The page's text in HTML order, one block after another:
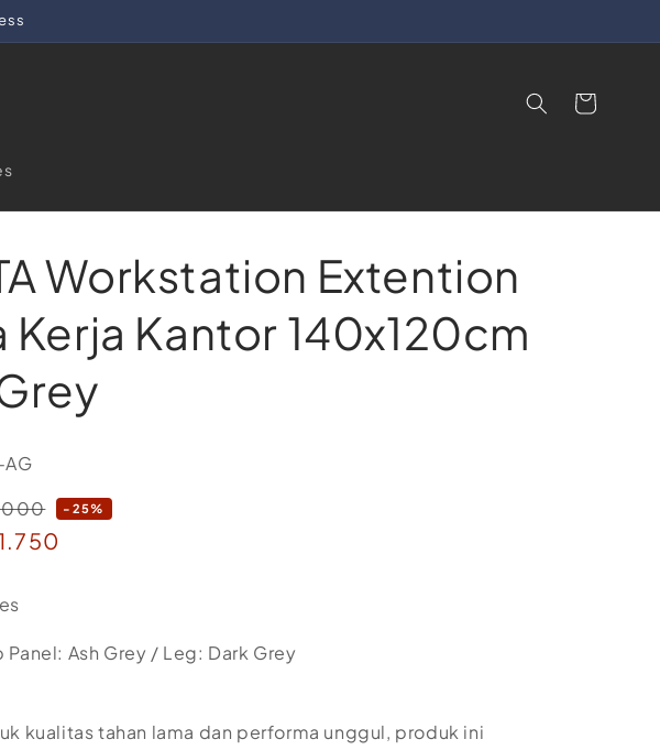
Cart
Workstation Extention
Kerja Kantor 140x120cm
AG
-25%
Panel: Ash Grey / Leg: Dark Grey
kualitas tahan lama dan performa unggul, produk ini